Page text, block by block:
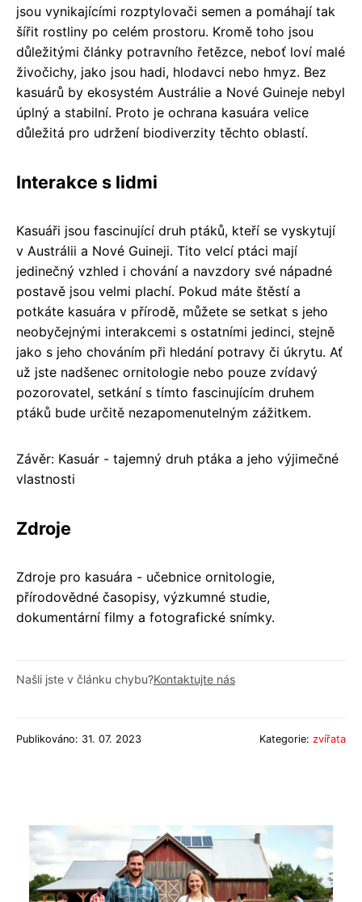
jsou vynikajícími rozptylovači semen a pomáhají tak
šířit rostliny po celém prostoru. Kromě toho jsou
důležitými články potravního řetězce, neboť loví malé
živočichy, jako jsou hadi, hlodavci nebo hmyz. Bez
kasuárů by ekosystém Austrálie a Nové Guineje nebyl
úplný a stabilní. Proto je ochrana kasuára velice
důležitá pro udržení biodiverzity těchto oblastí.
Interakce s lidmi
Kasuáři jsou fascinující druh ptáků, kteří se vyskytují
v Austrálii a Nové Guineji. Tito velcí ptáci mají
jedinečný vzhled i chování a navzdory své nápadné
postavě jsou velmi plachí. Pokud máte štěstí a
potkáte kasuára v přírodě, můžete se setkat s jeho
neobyčejnými interakcemi s ostatními jedinci, stejně
jako s jeho chováním při hledání potravy či úkrytu. Ať
už jste nadšenec ornitologie nebo pouze zvídavý
pozorovatel, setkání s tímto fascinujícím druhem
ptáků bude určitě nezapomenutelným zážitkem.
Závěr: Kasuár - tajemný druh ptáka a jeho výjimečné
vlastnosti
Zdroje
Zdroje pro kasuára - učebnice ornitologie,
přírodovědné časopisy, výzkumné studie,
dokumentární filmy a fotografické snímky.
Našli jste v článku chybu?Kontaktujte nás
Publikováno: 31. 07. 2023 Kategorie: zvířata